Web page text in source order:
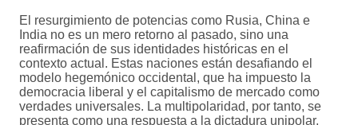
El resurgimiento de potencias como Rusia, China e
India no es un mero retorno al pasado, sino una
reafirmación de sus identidades históricas en el
contexto actual. Estas naciones están desafiando el
modelo hegemónico occidental, que ha impuesto la
democracia liberal y el capitalismo de mercado como
verdades universales. La multipolaridad, por tanto, se
presenta como una respuesta a la dictadura unipolar,